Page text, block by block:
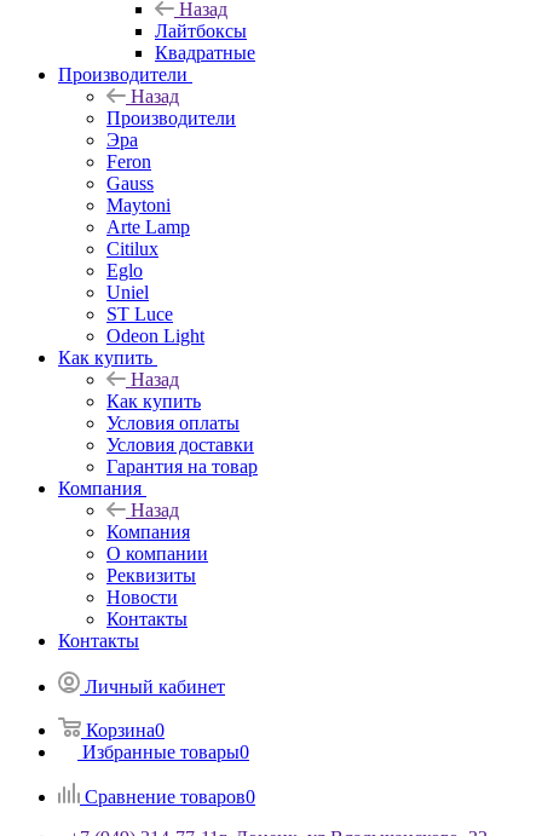
Назад
Лайтбоксы
Квадратные
Производители
Назад
Производители
Эра
Feron
Gauss
Maytoni
Arte Lamp
Citilux
Eglo
Uniel
ST Luce
Odeon Light
Как купить
Назад
Как купить
Условия оплаты
Условия доставки
Гарантия на товар
Компания
Назад
Компания
О компании
Реквизиты
Новости
Контакты
Контакты
Личный кабинет
Корзина0
Избранные товары0
Сравнение товаров0